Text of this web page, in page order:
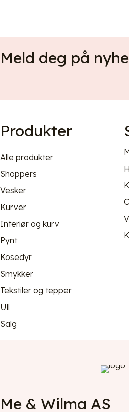
Me & Wilma AS
Produkter
Alle produkter
Shoppers
Vesker
Kurver
Interiør og kurv
Pynt
Kosedyr
Smykker
Tekstiler og tepper
Ull
Salg
Meld deg på